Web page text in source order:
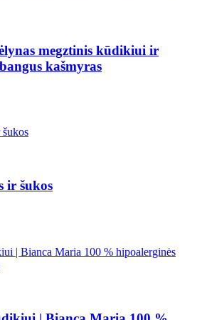
megztinis kūdikiui ir
kašmyras
ir šukos